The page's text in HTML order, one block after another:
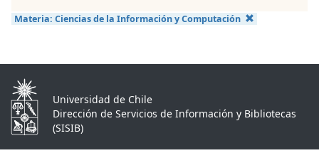
Materia: Ciencias de la Información y Computación
Universidad de Chile
Dirección de Servicios de Información y Bibliotecas
(SISIB)